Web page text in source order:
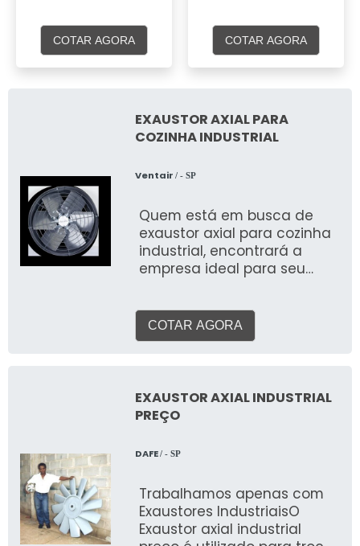
COTAR AGORA COTAR AGORA
EXAUSTOR AXIAL PARA
COZINHA INDUSTRIAL
Ventair / - SP
Quem está em busca de
exaustor axial para cozinha
industrial, encontrará a
empresa ideal para seu
maior empresa da área e
conhecendo a sofisticação,
quesito é exaustor axial
para cozinha industrial, com
a melhor mão de obra da
Ventair atingirá proteção
com referência em sistemas
MAIS SOBRE EXAUSTOR AXIAL
PARA COZINHA INDUSTRIAL A
Ventair centraliza sua
COTAR AGORA
EXAUSTOR AXIAL INDUSTRIAL
PREÇO
DAFE/ - SP
Trabalhamos apenas com
Exaustores IndustriaisO
Exaustor axial industrial